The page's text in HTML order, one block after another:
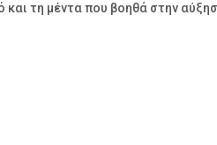
και τη μέντα που βοηθά στην